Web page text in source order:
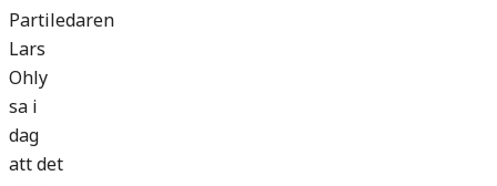
Partiledaren
Lars
Ohly
sa i
dag
att det